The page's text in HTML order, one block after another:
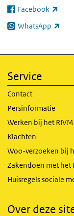
Facebook
(externe link)
WhatsApp
(externe link)
Service
Contact
Persinformatie
Werken bij het RIVM
Klachten
Woo-verzoeken bij
Zakendoen met het
Huisregels sociale
Over deze